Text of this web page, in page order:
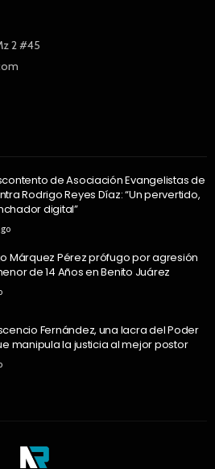
2 #45
de Asociación Evangelistas de
Rodrigo Reyes Díaz: “Un pervertido,
digital”
Márquez Pérez prófugo por agresión
de 14 Años en Benito Juárez
Fernández, una lacra del Poder
manipula la justicia al mejor postor